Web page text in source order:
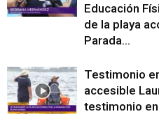
Educación
de la playa
Parada...
Testimonio
accesible
testimonio en